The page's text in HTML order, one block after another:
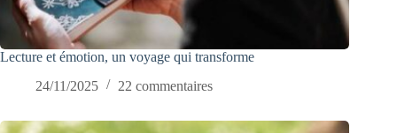
Lecture et émotion, un voyage qui transforme
24/11/2025
22 commentaires